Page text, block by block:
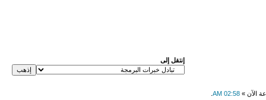
إنتقل إلى
الآن » 02:58 AM